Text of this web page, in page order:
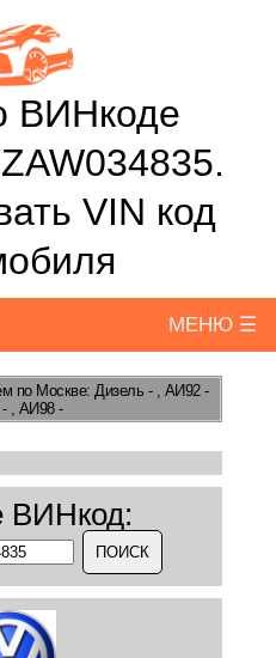
ВИНкоде
VIN код
МЕНЮ ☰
по Москве: Дизель - , АИ92 -
, АИ98 -
ВИНкод: